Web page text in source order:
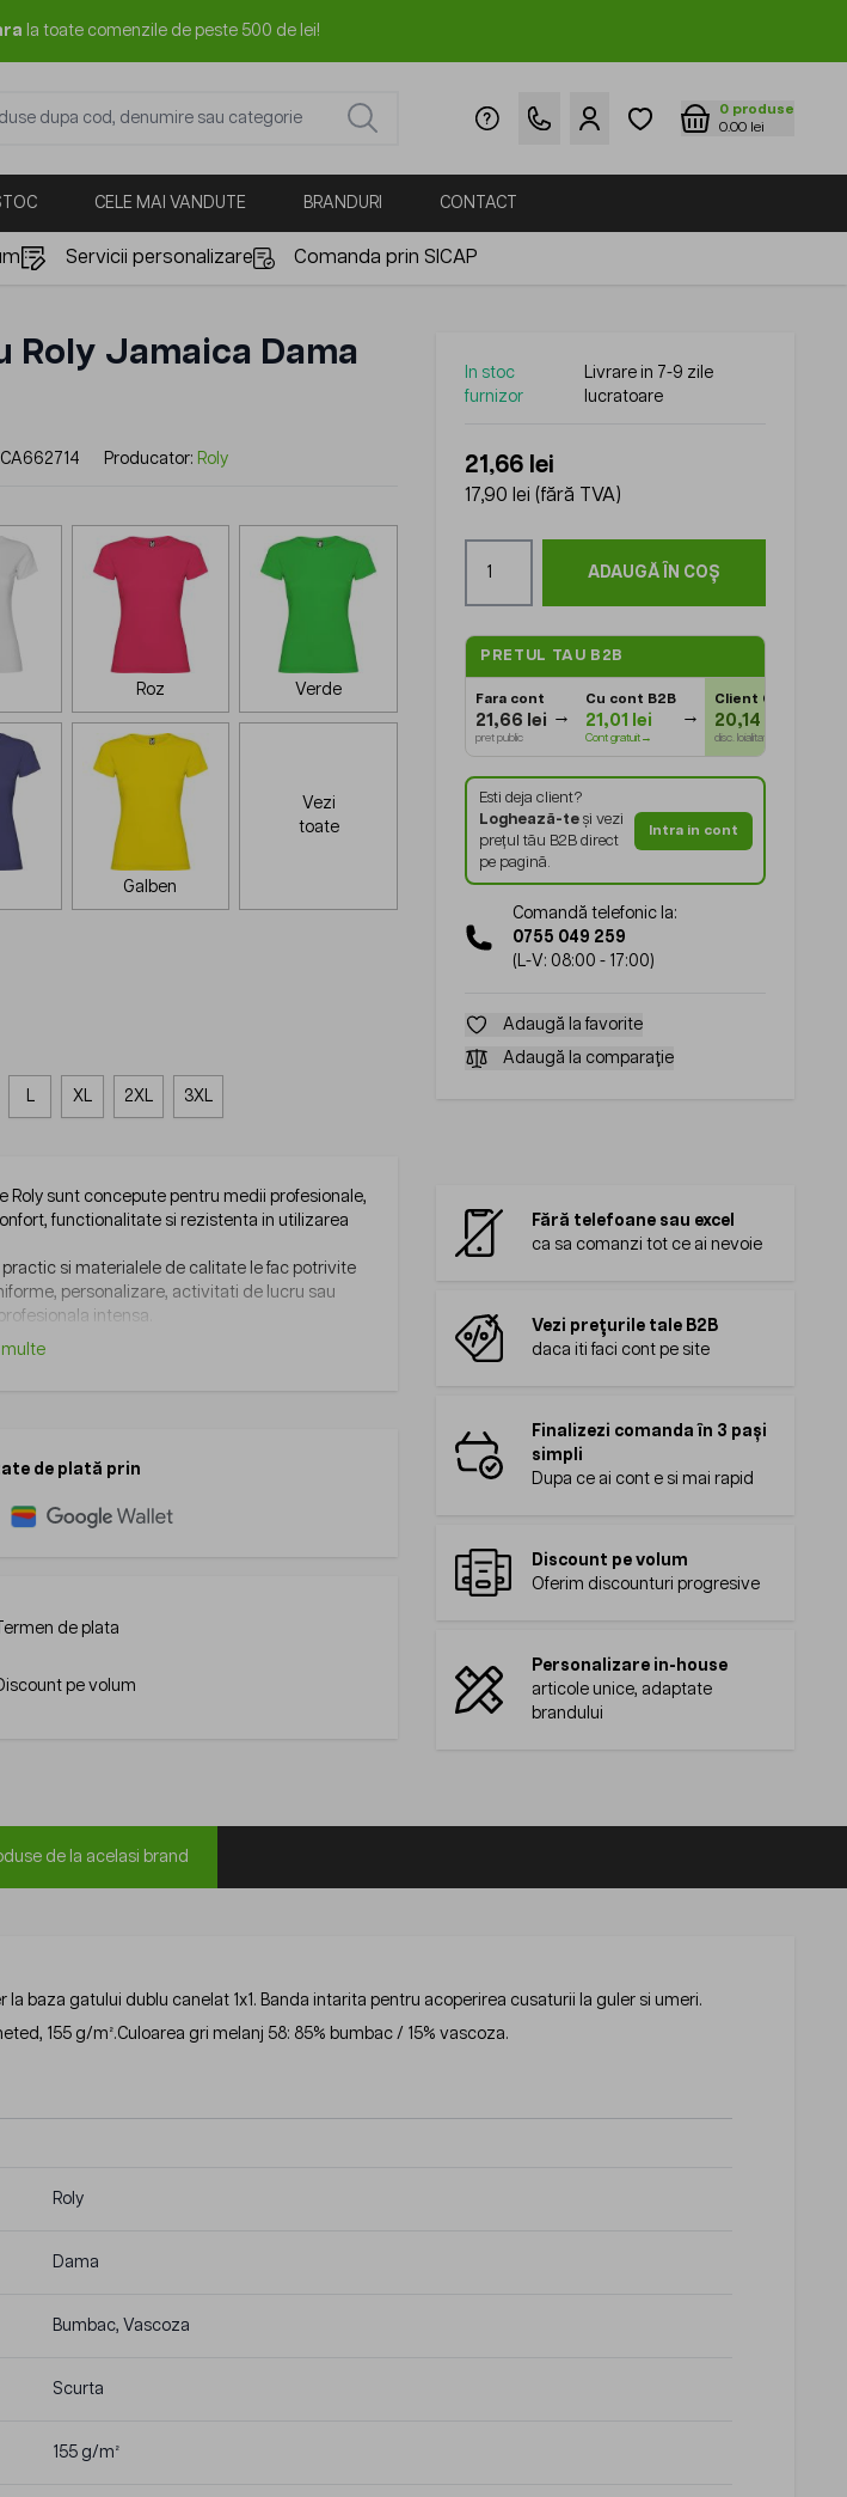
la toate comenzile de peste 500 de lei!
0 produse
0.00 lei
CELE MAI VANDUTE BRANDURI CONTACT
Servicii personalizare Comanda prin SICAP
Roly Jamaica Dama
CA662714 Producator: Roly
Roz Verde
Galben
Vezi
toate
XL 2XL 3XL
Roly sunt concepute pentru medii profesionale,
functionalitate si rezistenta in utilizarea
practic si materialele de calitate le fac potrivite
personalizare, activitati de lucru sau
intensa.
multe
In stoc
furnizor
Livrare in 7-9 zile
lucratoare
21,66 lei
17,90 lei (fără TVA)
ADAUGĂ ÎN COȘ
PRETUL TAU B2B
Fara cont
21,66 lei
pret public
Cu cont B2B
21,01 lei
Cont gratuit→
Client Gold
20,14 lei
disc. loialitate
Esti deja client?
Loghează-teși vezi
prețul tău B2B direct
pe pagină.
Intra in cont
Comandă telefonic la:
0755 049 259
(L-V: 08:00 - 17:00)
Adaugă la favorite
Adaugă la comparație
Fără telefoane sau excel
ca sa comanzi tot ce ai nevoie
Vezi prețurile tale B2B
daca iti faci cont pe site
Finalizezi comanda în 3 pași
simpli
Dupa ce ai cont e si mai rapid
Discount pe volum
Oferim discounturi progresive
Personalizare in-house
articole unice, adaptate
brandului
de plată prin
Termen de plata
Discount pe volum
de la acelasi brand
la baza gatului dublu canelat 1x1. Banda intarita pentru acoperirea cusaturii la guler si umeri.
155 g/m².Culoarea gri melanj 58: 85% bumbac / 15% vascoza.
Roly
Dama
Bumbac, Vascoza
Scurta
155 g/m²